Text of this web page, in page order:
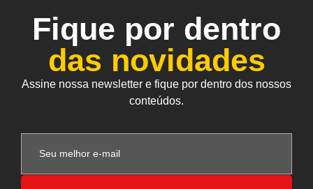
Fique por dentro
das novidades
Assine nossa newsletter e fique por dentro dos nossos
conteúdos.